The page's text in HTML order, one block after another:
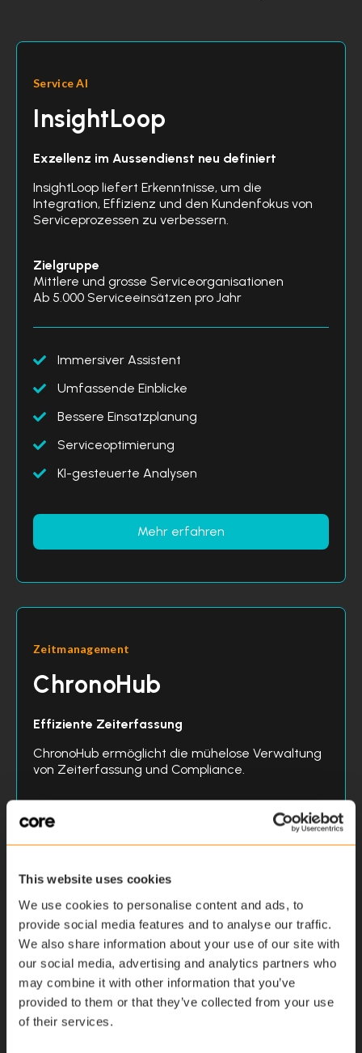
This website uses cookies
We use cookies to personalise content and ads, to
provide social media features and to analyse our traffic.
We also share information about your use of our site with
our social media, advertising and analytics partners who
may combine it with other information that you’ve
provided to them or that they’ve collected from your use
of their services.
Service AI
InsightLoop
Exzellenz im Aussendienst neu definiert
InsightLoop liefert Erkenntnisse, um die
Integration, Effizienz und den Kundenfokus von
Serviceprozessen zu verbessern.
Zielgruppe
Mittlere und grosse Serviceorganisationen
Ab 5.000 Serviceeinsätzen pro Jahr
Immersiver Assistent
Umfassende Einblicke
Bessere Einsatzplanung
Serviceoptimierung
KI-gesteuerte Analysen
Mehr erfahren
Zeitmanagement
ChronoHub
Effiziente Zeiterfassung
ChronoHub ermöglicht die mühelose Verwaltung
von Zeiterfassung und Compliance.
Zielgruppe
KMUs
Mindestens 10 Mitarbeiter
Zeiterfassung
Abwesenheitsmanagement
Einhaltung von Vorschriften
Ressourcenzuweisung
Datentransparenz